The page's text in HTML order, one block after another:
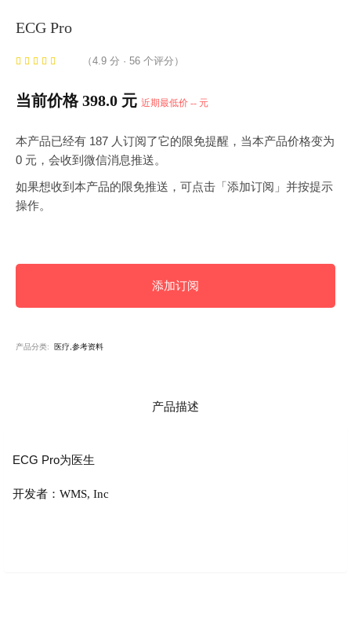
ECG Pro
（4.9 分 · 56 个评分）
当前价格 398.0 元 近期最低价 -- 元
本产品已经有 187 人订阅了它的限免提醒，当本产品价格变为
0 元，会收到微信消息推送。
如果想收到本产品的限免推送，可点击「添加订阅」并按提示
操作。
添加订阅
产品分类: 医疗,参考资料
产品描述
ECG Pro为医生
开发者：WMS, Inc